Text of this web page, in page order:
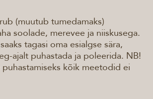
(muutub tumedamaks)
soolade, merevee ja niiskusega.
tagasi oma esialgse sära,
ajalt puhastada ja poleerida. NB!
kõik meetodid ei